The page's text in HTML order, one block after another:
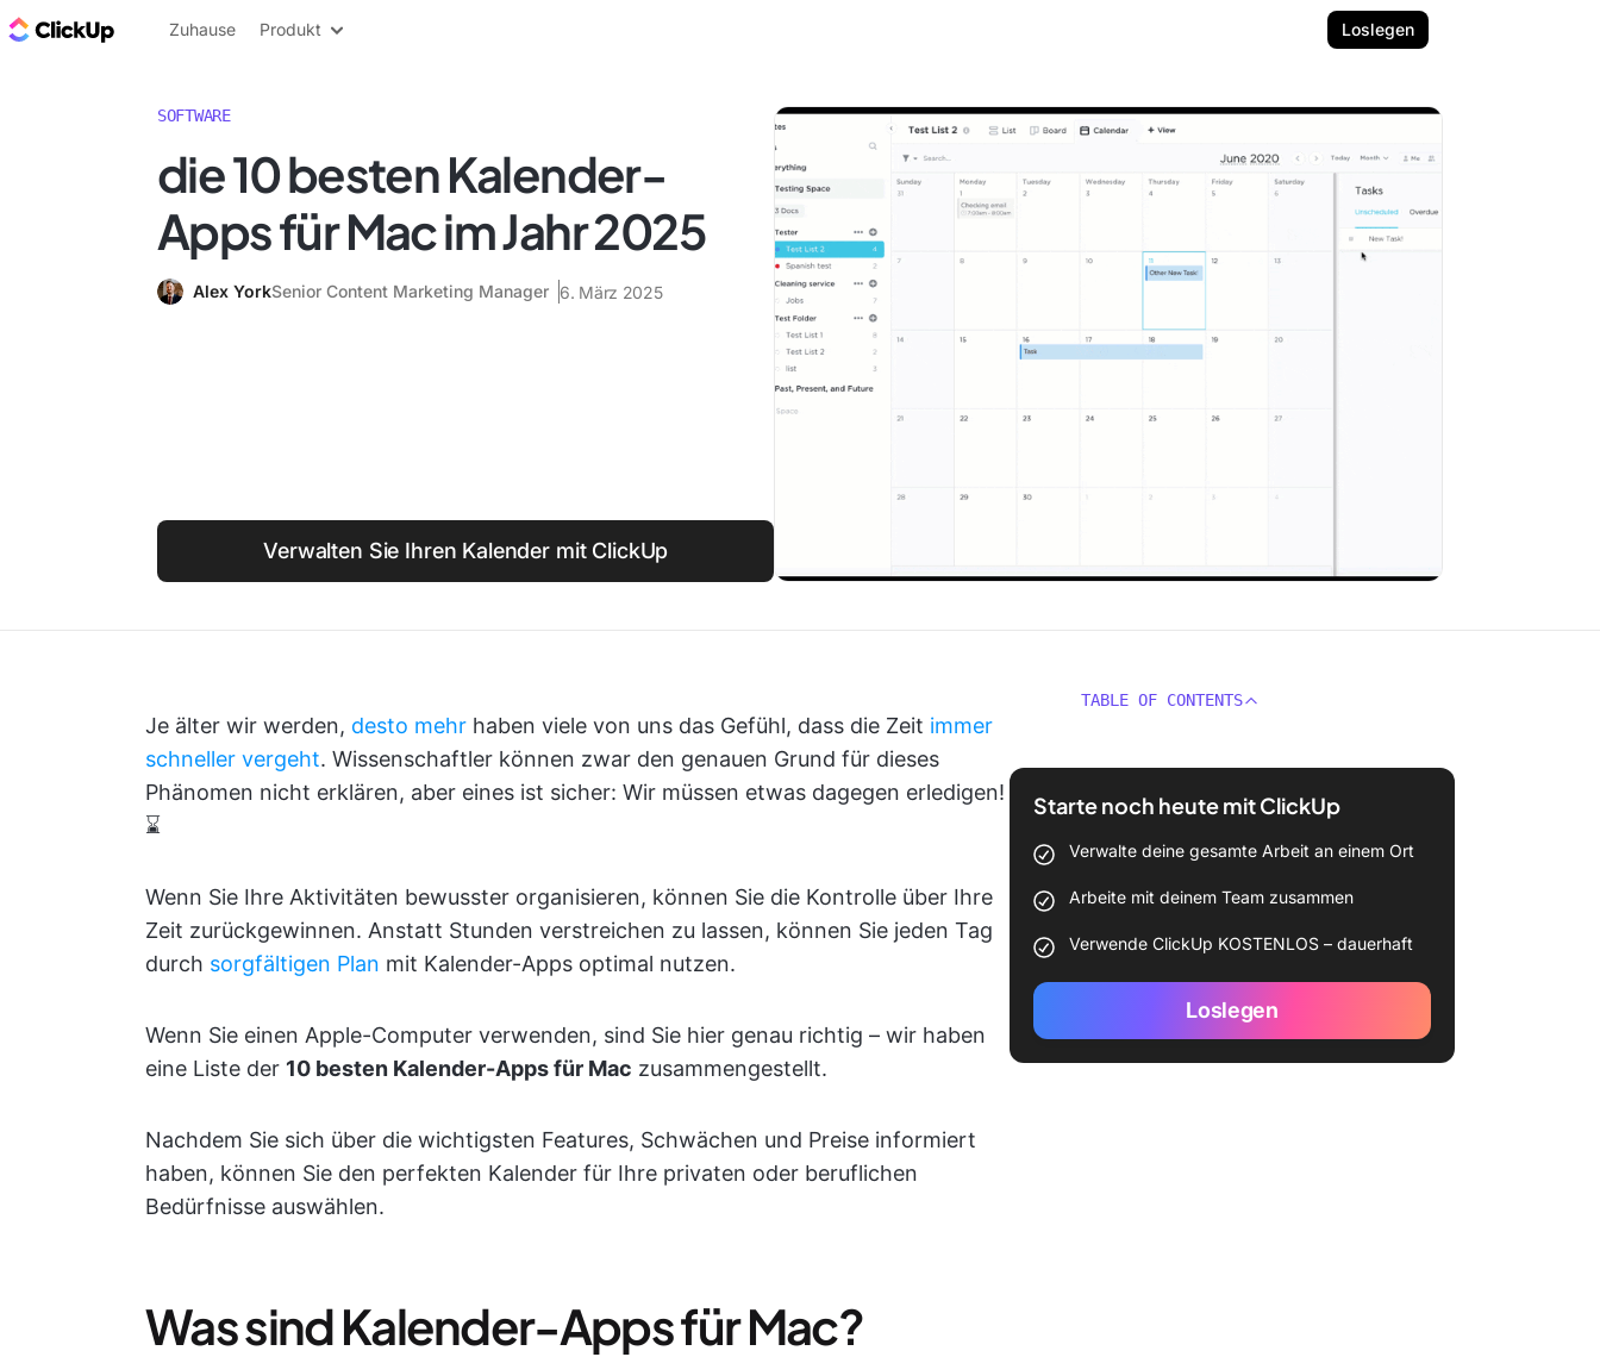
ClickUp Blog
Zuhause Produkt Loslegen
SOFTWARE
die 10 besten Kalender-
Apps für Mac im Jahr 2025
Alex YorkSenior Content Marketing Manager 6. März 2025
Verwalten Sie Ihren Kalender mit ClickUp
Je älter wir werden, desto mehr haben viele von uns das Gefühl, dass die Zeit immer
schneller vergeht. Wissenschaftler können zwar den genauen Grund für dieses
Phänomen nicht erklären, aber eines ist sicher: Wir müssen etwas dagegen erledigen!
⌛
Wenn Sie Ihre Aktivitäten bewusster organisieren, können Sie die Kontrolle über Ihre
Zeit zurückgewinnen. Anstatt Stunden verstreichen zu lassen, können Sie jeden Tag
durch sorgfältigen Plan mit Kalender-Apps optimal nutzen.
Wenn Sie einen Apple-Computer verwenden, sind Sie hier genau richtig – wir haben
eine Liste der 10 besten Kalender-Apps für Mac zusammengestellt.
Nachdem Sie sich über die wichtigsten Features, Schwächen und Preise informiert
haben, können Sie den perfekten Kalender für Ihre privaten oder beruflichen
Bedürfnisse auswählen.
Was sind Kalender-Apps für Mac?
TABLE OF CONTENTS
Starte noch heute mit ClickUp
Verwalte deine gesamte Arbeit an einem Ort
Arbeite mit deinem Team zusammen
Verwende ClickUp KOSTENLOS – dauerhaft
Loslegen